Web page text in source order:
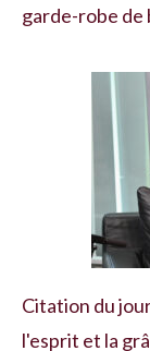
garde-robe de
Citation du
l'esprit et la